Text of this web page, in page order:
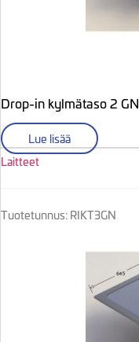
Drop-in kylmätaso 2 GN
Lue lisää
Laitteet
Tuotetunnus: RIKT3GN